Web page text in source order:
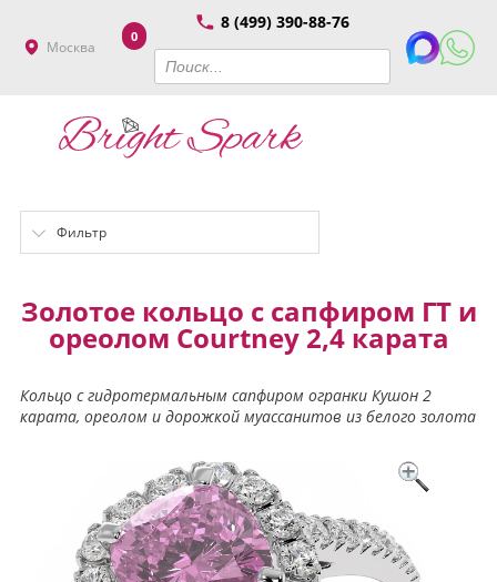
Москва
8 (499) 390-88-76
0
Фильтр
Золотое кольцо с сапфиром ГТ и
ореолом Courtney 2,4 карата
Кольцо с гидротермальным сапфиром огранки Кушон 2
карата, ореолом и дорожкой муассанитов из белого золота